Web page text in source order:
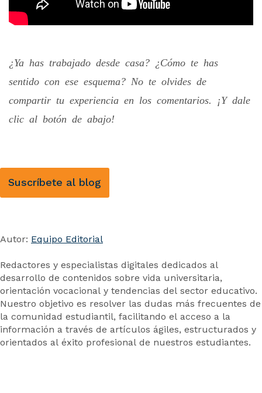
¿Ya has trabajado desde casa? ¿Cómo te has
sentido con ese esquema? No te olvides de
compartir tu experiencia en los comentarios. ¡Y dale
clic al botón de abajo!
Suscríbete al blog
Autor: Equipo Editorial
Redactores y especialistas digitales dedicados al
desarrollo de contenidos sobre vida universitaria,
orientación vocacional y tendencias del sector educativo.
Nuestro objetivo es resolver las dudas más frecuentes de
la comunidad estudiantil, facilitando el acceso a la
información a través de artículos ágiles, estructurados y
orientados al éxito profesional de nuestros estudiantes.